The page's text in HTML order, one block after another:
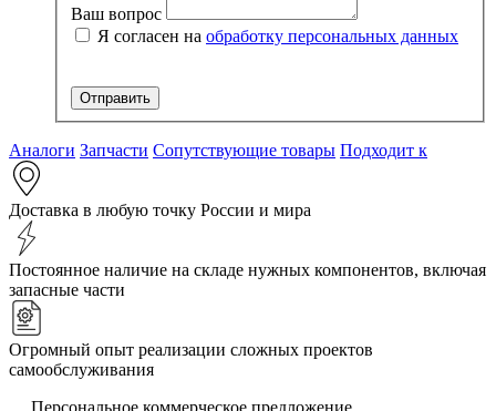
Ваш вопрос
Я согласен на обработку персональных данных
Аналоги Запчасти Сопутствующие товары Подходит к
Доставка в любую точку России и мира
Постоянное наличие на складе нужных компонентов, включая
запасные части
Огромный опыт реализации сложных проектов
самообслуживания